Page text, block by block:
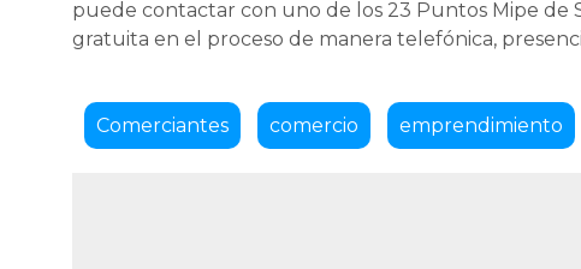
puede contactar con uno de los 23 Puntos Mipe de
gratuita en el proceso de manera telefónica,
Comerciantes comercio emprendimiento